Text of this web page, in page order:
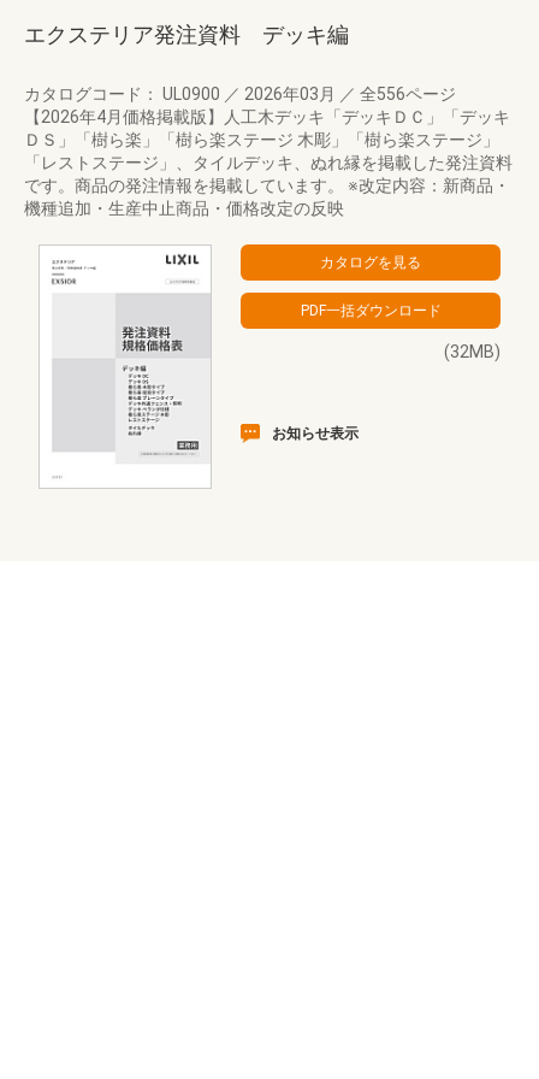
エクステリア発注資料 デッキ編
カタログコード： UL0900 ／ 2026年03月 ／ 全556ページ
【2026年4月価格掲載版】人工木デッキ「デッキＤＣ」「デッキ
ＤＳ」「樹ら楽」「樹ら楽ステージ 木彫」「樹ら楽ステージ」
「レストステージ」、タイルデッキ、ぬれ縁を掲載した発注資料
です。商品の発注情報を掲載しています。 ※改定内容：新商品・
機種追加・生産中止商品・価格改定の反映
(32MB)
お知らせ表示